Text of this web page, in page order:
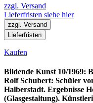
zzgl. Versand
Lieferfristen siehe hier
zzgl. Versand
Lieferfristen
Kaufen
Bildende Kunst 10/1969:
Rolf Schubert: Schüler
Halberstadt. Ergebnisse
(Glasgestaltung).